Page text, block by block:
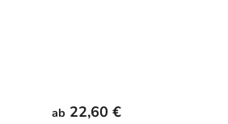
ab 22,60 €